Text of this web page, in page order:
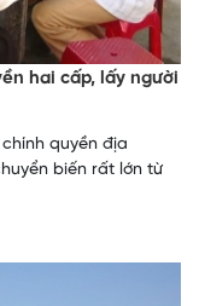
hai cấp, lấy người
quyền địa
biến rất lớn từ